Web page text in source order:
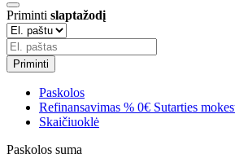
Priminti slaptažodį
Priminti
Paskolos
Refinansavimas % 0€ Sutarties
Skaičiuoklė
Paskolos suma